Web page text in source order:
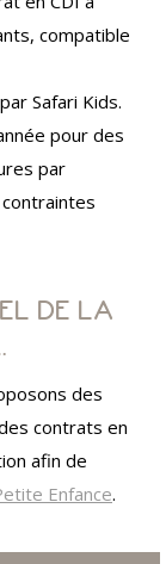
compatible
Safari Kids.
pour des
par
DE LA
des
contrats en
afin de
Enfance.